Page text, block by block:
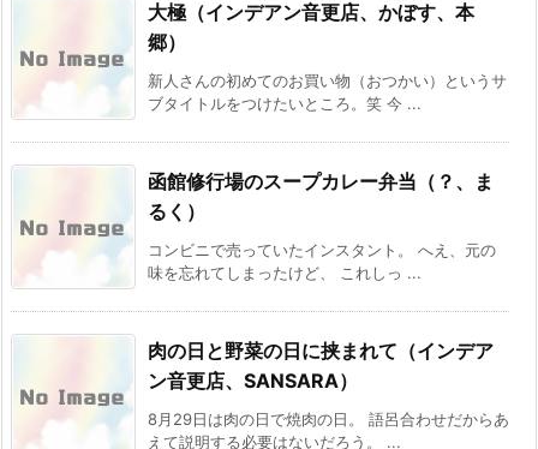
大極（インデアン音更店、かぼす、本
郷）
新人さんの初めてのお買い物（おつかい）というサ
ブタイトルをつけたいところ。笑 今 ...
函館修行場のスープカレー弁当（？、ま
るく）
コンビニで売っていたインスタント。 へえ、元の
味を忘れてしまったけど、 これしっ ...
肉の日と野菜の日に挟まれて（インデア
ン音更店、SANSARA）
8月29日は肉の日で焼肉の日。 語呂合わせだからあ
えて説明する必要はないだろう。 ...